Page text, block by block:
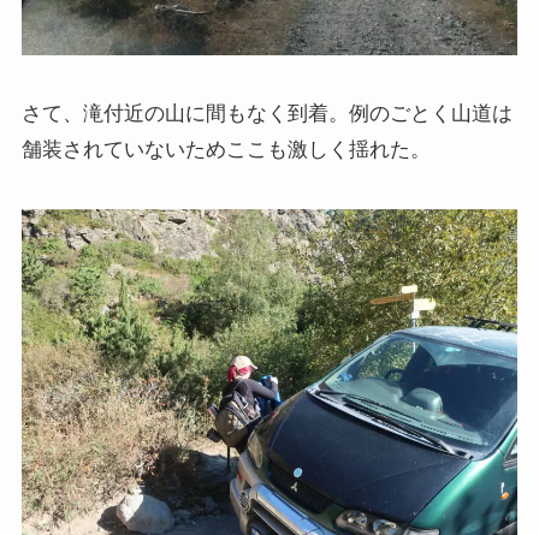
レーニン・スターリン時代のソ連の歴史
独ソ戦～ソ連とナチスの絶滅戦争
冷戦世界の歴史・思想・文学に学ぶ
現代ロシアとロシア・ウクライナ戦争
ボスニア紛争とルワンダ虐殺の悲劇～冷戦後の国際
紛争
マルクス・エンゲルス研究
マルクスは宗教的な現象か
さて、滝付近の山に間もなく到着。例のごとく山道は
舗装されていないためここも激しく揺れた。